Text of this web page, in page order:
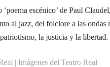
escénico’ de Paul
al jazz, del folclore a las
la justicia y la libertad.
| Imágenes del Teatro Real